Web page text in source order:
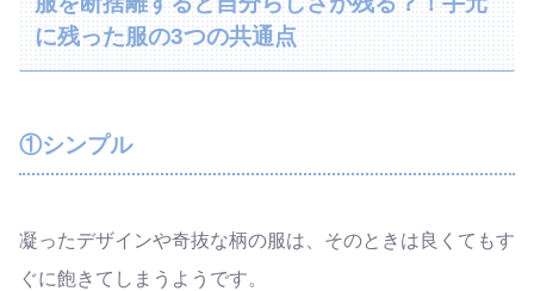
に残った服の3つの共通点
①シンプル
凝ったデザインや奇抜な柄の服は、そのときは良くてもす
ぐに飽きてしまうようです。